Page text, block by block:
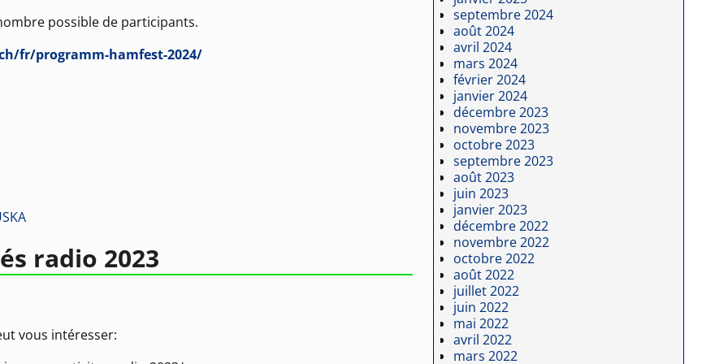
possible de participants.
fr/programm-hamfest-2024/
radio 2023
vous intéresser:
septembre 2024
août 2024
avril 2024
mars 2024
février 2024
janvier 2024
décembre 2023
novembre 2023
octobre 2023
septembre 2023
août 2023
juin 2023
janvier 2023
décembre 2022
novembre 2022
octobre 2022
août 2022
juillet 2022
juin 2022
mai 2022
avril 2022
mars 2022